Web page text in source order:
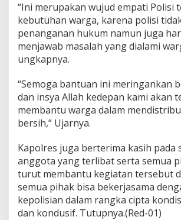
“Ini merupakan wujud empati Polisi
kebutuhan warga, karena polisi
penanganan hukum namun juga
menjawab masalah yang dialami
ungkapnya.
“Semoga bantuan ini meringankan
dan insya Allah kedepan kami akan
membantu warga dalam
bersih,” Ujarnya.
Kapolres juga berterima kasih pada
anggota yang terlibat serta semua
turut membantu kegiatan tersebut
semua pihak bisa bekerjasama
kepolisian dalam rangka cipta
dan kondusif. Tutupnya.(Red-01)